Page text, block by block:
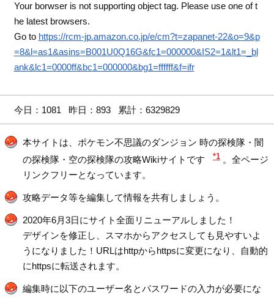
Your borwser is not supporting object tag. Please use one of t
he latest browsers.
Go to https://rcm-jp.amazon.co.jp/e/cm?t=zapanet-22&o=9&p
=8&l=as1&asins=B001U0Q16G&fc1=000000&IS2=1&lt1=_bl
ank&lc1=0000ff&bc1=000000&bg1=ffffff&f=ifr
今日：1081 昨日：893 累計：6329829
本サイトは、ポケモン不思議のダンジョン 時の探検隊・闇
の探検隊・空の探検隊の攻略Wikiサイトです
*1 。全ページ
リンクフリーとなっています。
攻略データ等を編集して情報を共有しましょう。
2020年6月3日にサイト全面リニューアルしました！
デザインを修正し、スマホからアクセスしても見やすいよ
うになりました！URLはhttpからhttpsに変更になり、自動的
にhttpsに転送されます。
編集時に以下のユーザー名とパスワードの入力が必要にな